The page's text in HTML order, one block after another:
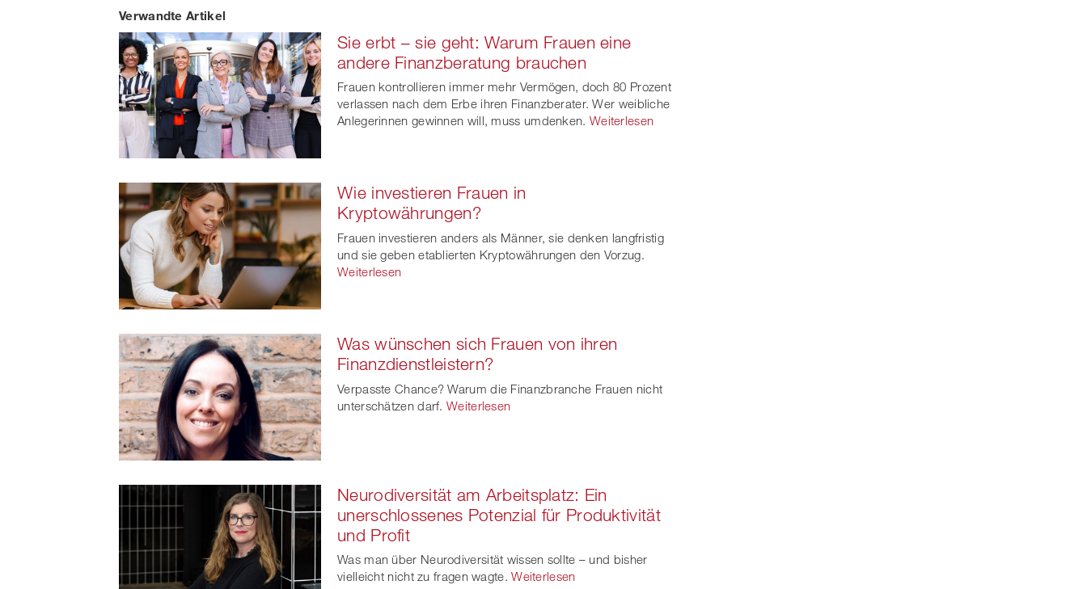
Facebook
on
twitt
er
linkedinXing
Verwandte Artikel
Sie erbt – sie geht: Warum Frauen eine
andere Finanzberatung brauchen
Frauen kontrollieren immer mehr Vermögen, doch 80 Prozent
verlassen nach dem Erbe ihren Finanzberater. Wer weibliche
Anlegerinnen gewinnen will, muss umdenken. Weiterlesen
Wie investieren Frauen in
Kryptowährungen?
Frauen investieren anders als Männer, sie denken langfristig
und sie geben etablierten Kryptowährungen den Vorzug.
Weiterlesen
Was wünschen sich Frauen von ihren
Finanzdienstleistern?
Verpasste Chance? Warum die Finanzbranche Frauen nicht
unterschätzen darf. Weiterlesen
Neurodiversität am Arbeitsplatz: Ein
unerschlossenes Potenzial für Produktivität
und Profit
Was man über Neurodiversität wissen sollte – und bisher
vielleicht nicht zu fragen wagte. Weiterlesen